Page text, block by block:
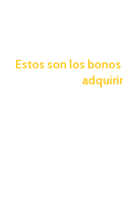
Estos son los